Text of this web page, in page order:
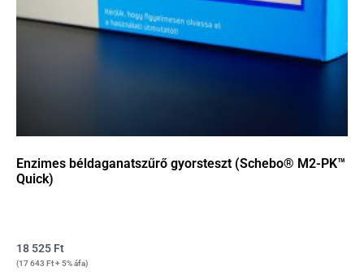
Enzimes béldaganatszűrő gyorsteszt (Schebo® M2-PK™
Quick)
18 525 Ft
(17 643 Ft+ 5% áfa)